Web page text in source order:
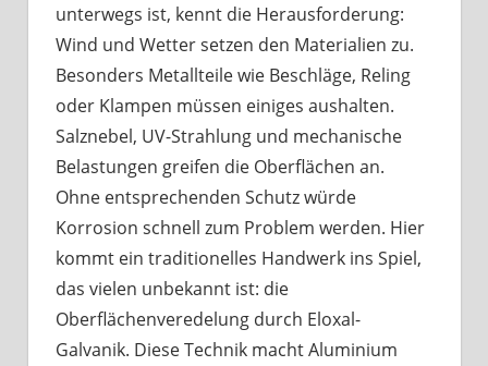
tun?
unterwegs ist, kennt die Herausforderung:
Wind und Wetter setzen den Materialien zu.
Besonders Metallteile wie Beschläge, Reling
oder Klampen müssen einiges aushalten.
Salznebel, UV-Strahlung und mechanische
Belastungen greifen die Oberflächen an.
Ohne entsprechenden Schutz würde
Korrosion schnell zum Problem werden. Hier
kommt ein traditionelles Handwerk ins Spiel,
das vielen unbekannt ist: die
Oberflächenveredelung durch Eloxal-
Galvanik. Diese Technik macht Aluminium